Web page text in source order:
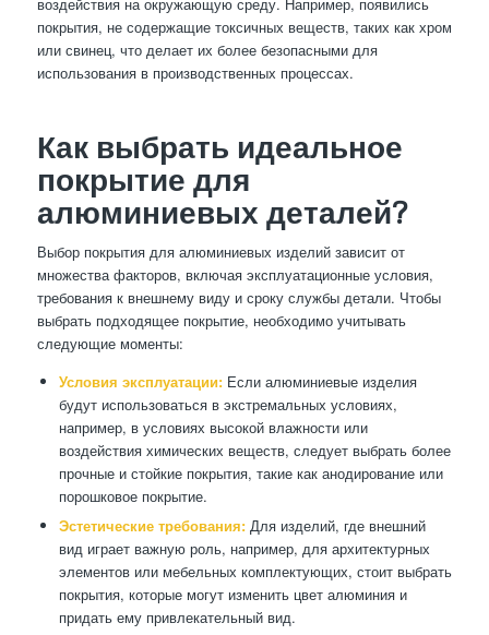
покрытия, не содержащие токсичных веществ, таких как хром
или свинец, что делает их более безопасными для
использования в производственных процессах.
Как выбрать идеальное
покрытие для
алюминиевых деталей?
Выбор покрытия для алюминиевых изделий зависит от
множества факторов, включая эксплуатационные условия,
требования к внешнему виду и сроку службы детали. Чтобы
выбрать подходящее покрытие, необходимо учитывать
следующие моменты:
Условия эксплуатации:Если алюминиевые изделия
будут использоваться в экстремальных условиях,
например, в условиях высокой влажности или
воздействия химических веществ, следует выбрать более
прочные и стойкие покрытия, такие как анодирование или
порошковое покрытие.
Эстетические требования:Для изделий, где внешний
вид играет важную роль, например, для архитектурных
элементов или мебельных комплектующих, стоит выбрать
покрытия, которые могут изменить цвет алюминия и
придать ему привлекательный вид.